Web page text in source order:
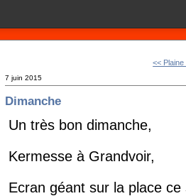
<<
7 juin 2015
Dimanche
Un très bon dimanche,
Kermesse à Grandvoir,
Ecran géant sur la place